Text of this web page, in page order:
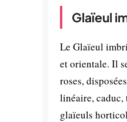
Glaïeul
Le Glaïeul
et orientale. Il
roses,
linéaire, caduc,
glaïeuls